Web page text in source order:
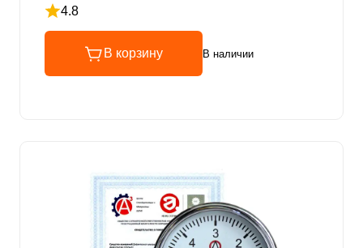
4.8
Рейтинг 4.8 из 5
В корзину В наличии